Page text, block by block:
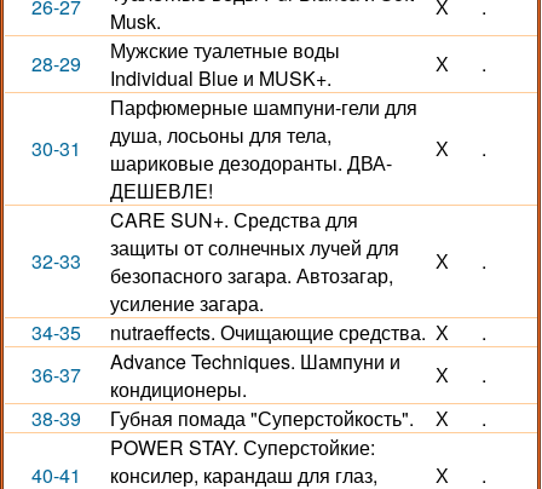
26-27
Musk.
Х .
28-29
Мужские туалетные воды
Individual Blue и MUSK+.
Х .
30-31
Парфюмерные шампуни-гели для
душа, лосьоны для тела,
шариковые дезодоранты. ДВА-
ДЕШЕВЛЕ!
Х .
32-33
CARE SUN+. Средства для
защиты от солнечных лучей для
безопасного загара. Автозагар,
усиление загара.
Х .
34-35 nutraeffects. Очищающие средства. Х
.
36-37
Advance Techniques. Шампуни и
кондиционеры.
Х
.
38-39
Губная помада "Суперстойкость". Х .
40-41
POWER STAY. Суперстойкие:
консилер, карандаш для глаз,
Х .